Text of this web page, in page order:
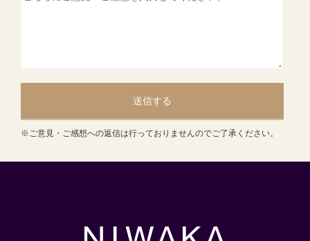
送信する
※ご意見・ご感想への返信は行っておりませんのでご了承ください。